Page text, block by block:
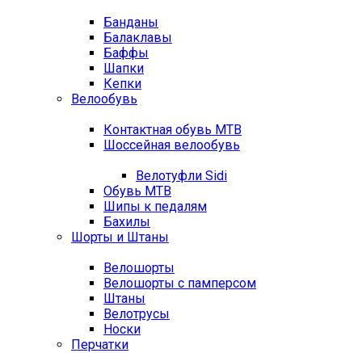
Банданы
Балаклавы
Баффы
Шапки
Кепки
Велообувь
Контактная обувь MTB
Шоссейная велообувь
Велотуфли Sidi
Обувь MTB
Шипы к педалям
Бахилы
Шорты и Штаны
Велошорты
Велошорты с памперсом
Штаны
Велотрусы
Носки
Перчатки